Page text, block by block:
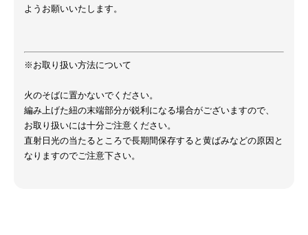
ようお願いいたします。
※お取り扱い方法について
火のそばに置かないでください。
編み上げた紐の末端部分が鋭利になる場合がございますので、
お取り扱いには十分ご注意ください。
直射日光の当たるところで長期間保存すると黄ばみなどの原因と
なりますのでご注意下さい。